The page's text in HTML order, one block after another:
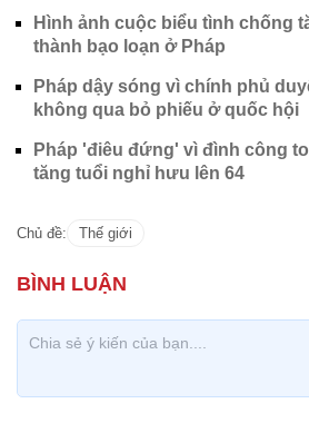
Hình ảnh cuộc biểu tình chống
thành bạo loạn ở Pháp
Pháp dậy sóng vì chính phủ
không qua bỏ phiếu ở quốc hội
Pháp 'điêu đứng' vì đình công
tăng tuổi nghỉ hưu lên 64
Chủ đề: Thế giới